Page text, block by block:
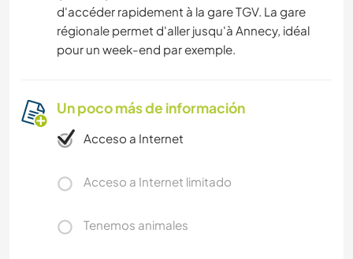
d'accéder rapidement à la gare TGV. La gare
régionale permet d'aller jusqu'à Annecy, idéal
pour un week-end par exemple.
Un poco más de información
Acceso a Internet
Acceso a Internet limitado
Tenemos animales